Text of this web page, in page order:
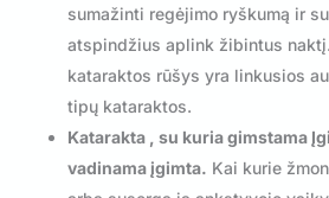
sumažinti regėjimo ryškumą ir
atspindžius aplink žibintus
kataraktos rūšys yra linkusios
tipų kataraktos.
Katarakta , su kuria gimstama
vadinama įgimta. Kai kurie